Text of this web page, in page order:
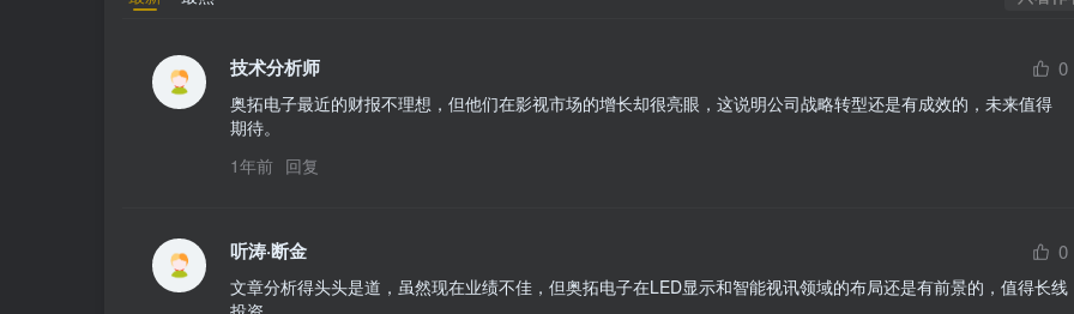
技术分析师 0
奥拓电子最近的财报不理想，但他们在影视市场的增长却很亮眼，这说明公司战略转型还是有成效的，未来值得
期待。
1年前 回复
听涛·断金 0
文章分析得头头是道，虽然现在业绩不佳，但奥拓电子在LED显示和智能视讯领域的布局还是有前景的，值得长线